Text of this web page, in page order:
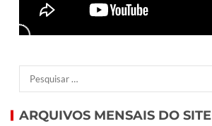
ARQUIVOS MENSAIS DO SITE